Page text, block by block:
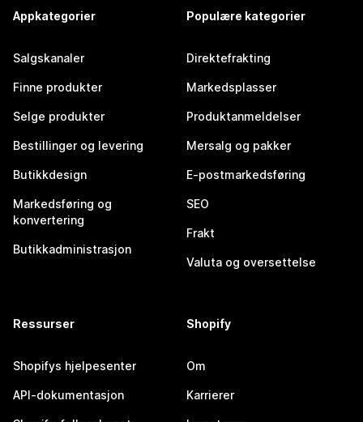
Appkategorier
Salgskanaler
Finne produkter
Selge produkter
Bestillinger og levering
Butikkdesign
Markedsføring og
konvertering
Butikkadministrasjon
Populære kategorier
Direktefrakting
Markedsplasser
Produktanmeldelser
Mersalg og pakker
E-postmarkedsføring
SEO
Frakt
Valuta og oversettelse
Ressurser
Shopifys hjelpesenter
API-dokumentasjon
Shopify
Om
Karrierer